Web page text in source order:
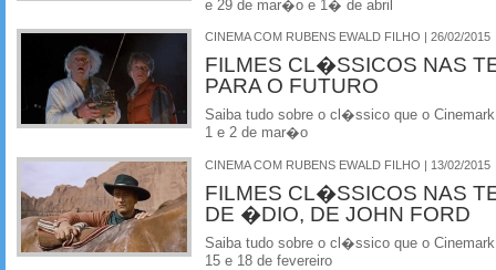
e 29 de mar�o e 1� de abril
CINEMA COM RUBENS EWALD FILHO | 26/02/2015
FILMES CL�SSICOS NAS
PARA O FUTURO
Saiba tudo sobre o cl�ssico que o
1 e 2 de mar�o
CINEMA COM RUBENS EWALD FILHO | 13/02/2015
FILMES CL�SSICOS NAS
DE �DIO, DE JOHN FORD
Saiba tudo sobre o cl�ssico que o
15 e 18 de fevereiro